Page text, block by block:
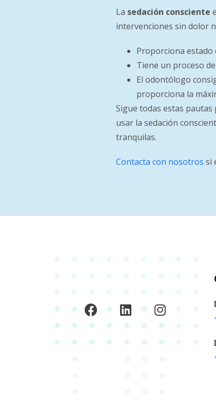
La sedación consciente
intervenciones sin dolor
Proporciona estado
Tiene un proceso de
El odontólogo
proporciona la
Sigue todas estas pautas
usar la sedación
tranquilas.
Contacta con nosotros si